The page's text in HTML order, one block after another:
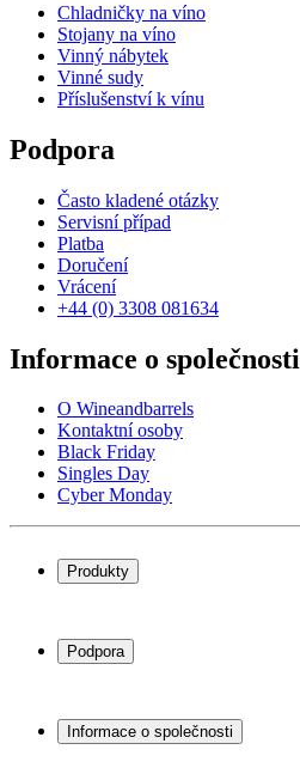
Chladničky na víno
Stojany na víno
Vinný nábytek
Vinné sudy
Příslušenství k vínu
Podpora
Často kladené otázky
Servisní případ
Platba
Doručení
Vrácení
+44 (0) 3308 081634
Informace o společnosti
O Wineandbarrels
Kontaktní osoby
Black Friday
Singles Day
Cyber Monday
Produkty
Stojany na víno
Vinný nábytek
Podpora
Servisní případ
Platba
Informace o společnosti